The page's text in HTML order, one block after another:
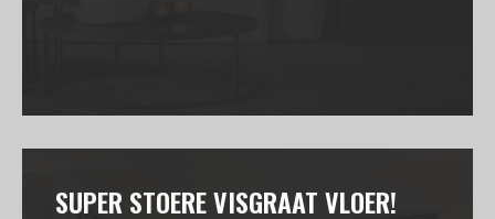
SUPER STOERE VISGRAAT VLOER!